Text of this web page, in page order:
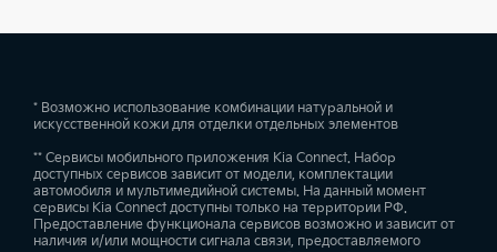
* Возможно использование комбинации натуральной и
искусственной кожи для отделки отдельных элементов
** Сервисы мобильного приложения Kia Connect. Набор
доступных сервисов зависит от модели, комплектации
автомобиля и мультимедийной системы. На данный момент
сервисы Kia Connect доступны только на территории РФ.
Предоставление функционала сервисов возможно и зависит от
наличия и/или мощности сигнала связи, предоставляемого